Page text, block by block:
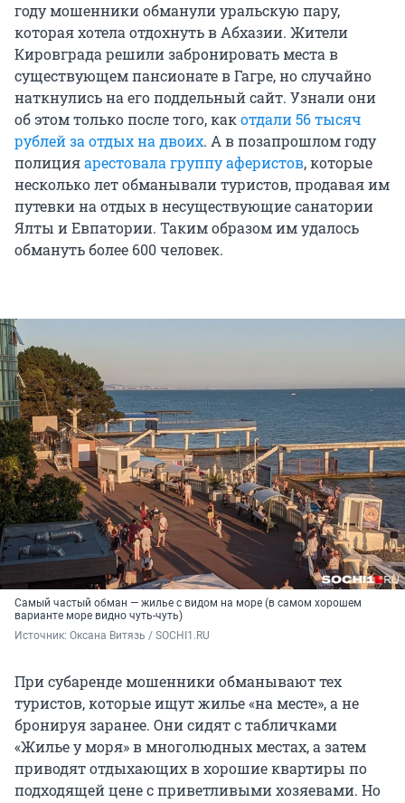
году мошенники обманули уральскую пару,
которая хотела отдохнуть в Абхазии. Жители
Кировграда решили забронировать места в
существующем пансионате в Гагре, но случайно
наткнулись на его поддельный сайт. Узнали они
об этом только после того, какотдали 56 тысяч
рублей за отдых на двоих. А в позапрошлом году
полицияарестовала группу аферистов, которые
несколько лет обманывали туристов, продавая им
путевки на отдых в несуществующие санатории
Ялты и Евпатории. Таким образом им удалось
обмануть более 600 человек.
Самый частый обман — жилье с видом на море (в самом хорошем
варианте море видно чуть-чуть)
Источник: Оксана Витязь / SOCHI1.RU
При субаренде мошенники обманывают тех
туристов, которые ищут жилье «на месте», а не
бронируя заранее. Они сидят с табличками
«Жилье у моря» в многолюдных местах, а затем
приводят отдыхающих в хорошие квартиры по
подходящей цене с приветливыми хозяевами. Но